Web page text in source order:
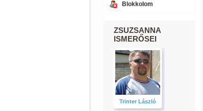
Blokkolom
ZSUZSANNA
ISMERŐSEI
Trinter László